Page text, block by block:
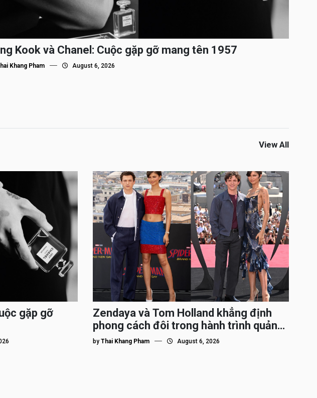
Kook và Chanel: Cuộc gặp gỡ mang tên 1957
Khang Pham August 6, 2026
View All
gặp gỡ
Zendaya và Tom Holland khẳng định
phong cách đôi trong hành trình quảng
bá Spider-Man
byThai Khang Pham August 6, 2026